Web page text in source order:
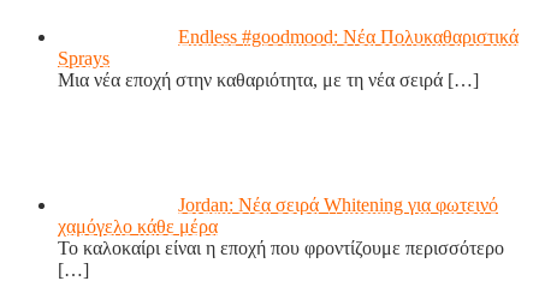
Endless #goodmood: Νέα Πολυκαθαριστικά
Sprays
Μια νέα εποχή στην καθαριότητα, με τη νέα σειρά […]
Jordan: Νέα σειρά Whitening για φωτεινό
χαμόγελο κάθε μέρα
Το καλοκαίρι είναι η εποχή που φροντίζουμε περισσότερο
[…]